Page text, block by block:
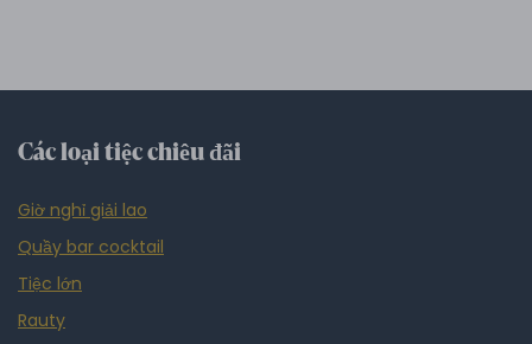
Các loại tiệc chiêu đãi
Giờ nghỉ giải lao
Quầy bar cocktail
Tiệc lớn
Rauty